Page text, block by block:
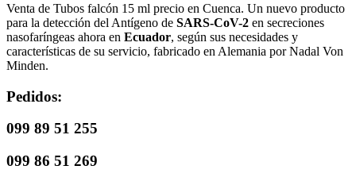
Venta de Tubos falcón 15 ml precio en Cuenca. Un nuevo producto
para la detección del Antígeno de SARS-CoV-2 en secreciones
nasofaríngeas ahora en Ecuador, según sus necesidades y
características de su servicio, fabricado en Alemania por Nadal Von
Minden.
Pedidos:
099 89 51 255
099 86 51 269